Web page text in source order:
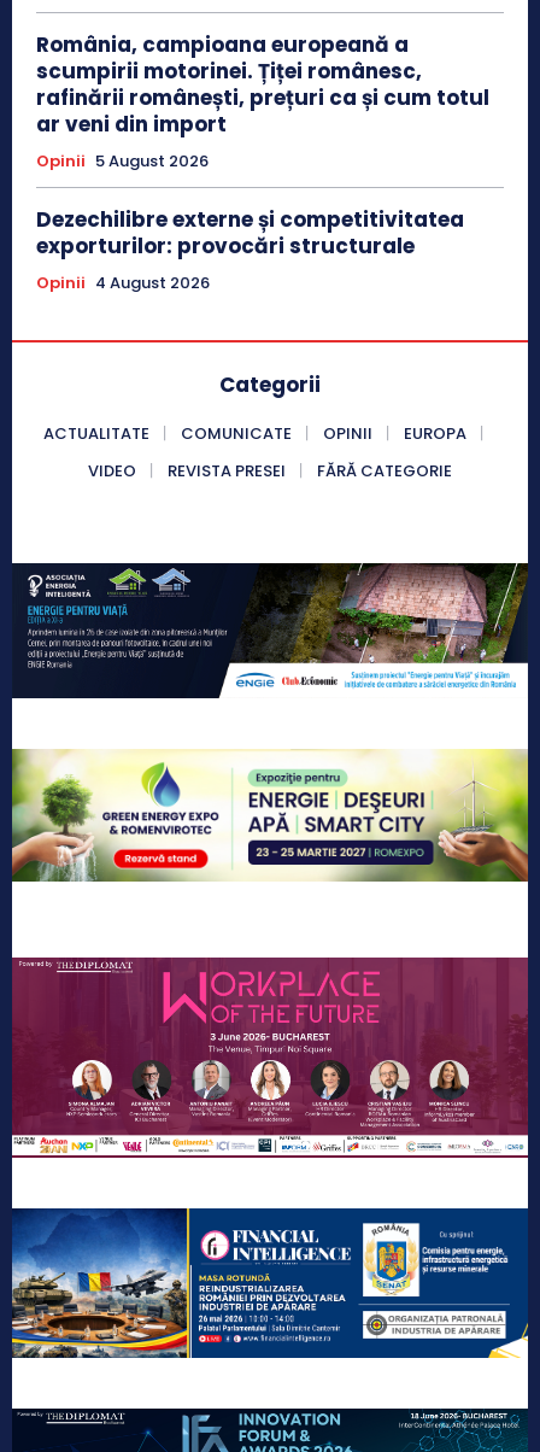
România, campioana europeană a
scumpirii motorinei. Țiței românesc,
rafinării românești, prețuri ca și cum totul
ar veni din import
Opinii 5 August 2026
Dezechilibre externe și competitivitatea
exporturilor: provocări structurale
Opinii 4 August 2026
Categorii
ACTUALITATE COMUNICATE OPINII
EUROPA
VIDEO
REVISTA PRESEI FĂRĂ CATEGORIE